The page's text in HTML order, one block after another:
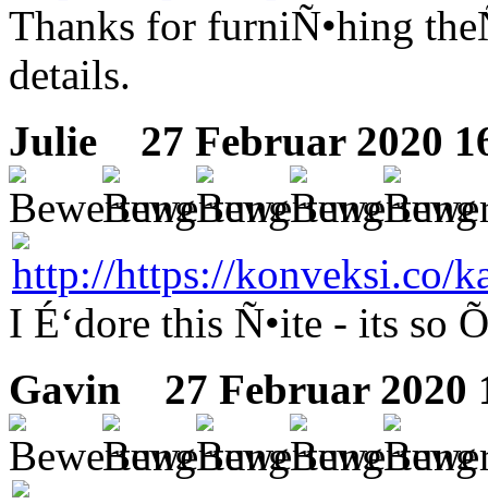
Thanks for furniÑ•hing
details.
Julie
27 Februar 2020
I É‘dore this Ñ•ite - its
Gavin
27 Februar 2020